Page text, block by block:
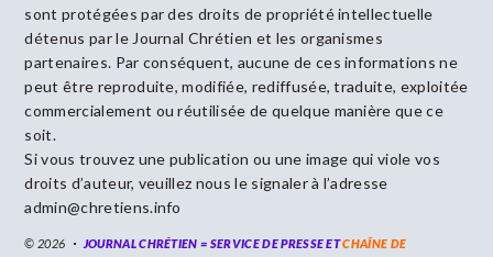
sont protégées par des droits de propriété intellectuelle
détenus par le Journal Chrétien et les organismes
partenaires. Par conséquent, aucune de ces informations ne
peut être reproduite, modifiée, rediffusée, traduite, exploitée
commercialement ou réutilisée de quelque manière que ce
soit.
Si vous trouvez une publication ou une image qui viole vos
droits d’auteur, veuillez nous le signaler à l’adresse
admin@chretiens.info
© 2026 JOURNAL CHRÉTIEN = SERVICE DE PRESSE ETCHAÎNE DE